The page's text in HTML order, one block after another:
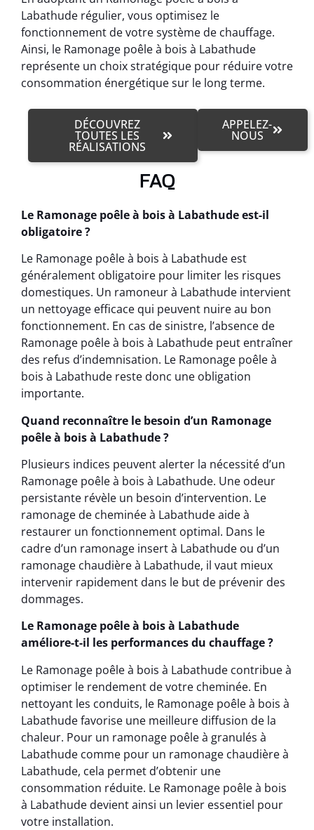
Labathude régulier, vous optimisez le
fonctionnement de votre système de chauffage.
Ainsi, le Ramonage poêle à bois à Labathude
représente un choix stratégique pour réduire votre
consommation énergétique sur le long terme.
DÉCOUVREZ
TOUTES LES
RÉALISATIONS
APPELEZ-
NOUS
FAQ
Le Ramonage poêle à bois à Labathude est-il
obligatoire ?
Le Ramonage poêle à bois à Labathude est
généralement obligatoire pour limiter les risques
domestiques. Un ramoneur à Labathude intervient
un nettoyage efficace qui peuvent nuire au bon
fonctionnement. En cas de sinistre, l’absence de
Ramonage poêle à bois à Labathude peut entraîner
des refus d’indemnisation. Le Ramonage poêle à
bois à Labathude reste donc une obligation
importante.
Quand reconnaître le besoin d’un Ramonage
poêle à bois à Labathude ?
Plusieurs indices peuvent alerter la nécessité d’un
Ramonage poêle à bois à Labathude. Une odeur
persistante révèle un besoin d’intervention. Le
ramonage de cheminée à Labathude aide à
restaurer un fonctionnement optimal. Dans le
cadre d’un ramonage insert à Labathude ou d’un
ramonage chaudière à Labathude, il vaut mieux
intervenir rapidement dans le but de prévenir des
dommages.
Le Ramonage poêle à bois à Labathude
améliore-t-il les performances du chauffage ?
Le Ramonage poêle à bois à Labathude contribue à
optimiser le rendement de votre cheminée. En
nettoyant les conduits, le Ramonage poêle à bois à
Labathude favorise une meilleure diffusion de la
chaleur. Pour un ramonage poêle à granulés à
Labathude comme pour un ramonage chaudière à
Labathude, cela permet d’obtenir une
consommation réduite. Le Ramonage poêle à bois
à Labathude devient ainsi un levier essentiel pour
votre installation.